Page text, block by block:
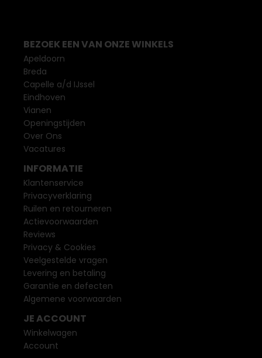
BEZOEK EEN VAN ONZE WINKELS
Apeldoorn
Breda
Capelle a/d IJssel
Eindhoven
Vianen
Openingstijden
Over Ons
Vacatures
INFORMATIE
Klantenservice
Privacyverklaring
Ruilen en retourneren
Actievoorwaarden
Reviews
Privacy & Cookies
Veelgestelde vragen
Levering en betaling
Garantie en defecten
Algemene voorwaarden
JE ACCOUNT
Winkelwagen
Account